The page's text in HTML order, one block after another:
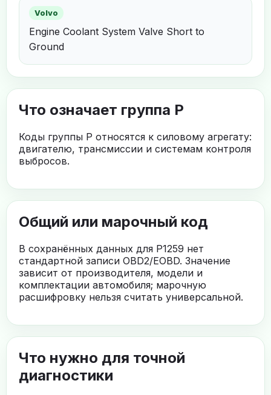
Volvo
Engine Coolant System Valve Short to
Ground
Что означает группа P
Коды группы P относятся к силовому агрегату:
двигателю, трансмиссии и системам контроля
выбросов.
Общий или марочный код
В сохранённых данных для P1259 нет
стандартной записи OBD2/EOBD. Значение
зависит от производителя, модели и
комплектации автомобиля; марочную
расшифровку нельзя считать универсальной.
Что нужно для точной
диагностики